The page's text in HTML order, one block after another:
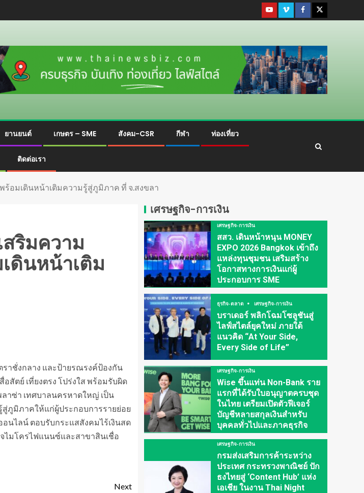
ยานยนต์ เกษตร – SME สังคม-CSR กีฬา ท่องเที่ยว
ติดต่อเรา
ร้อมเดินหน้าเติมความรู้สู่ภูมิภาค ที่ จ.สงขลา
ริมความ
ดินหน้าเติม
ราชั่งกลาง และป้ายรณรงค์ป้องกัน
สัตย์ เที่ยงตรง โปร่งใส พร้อมรับผิด
าซ่า เทศบาลนครหาดใหญ่ เป็น
ภูมิภาคให้แก่ผู้ประกอบการรายย่อย
นไลน์ ตอบรับกระแสสังคมไร้เงินสด
ไมโครไฟแนนซ์และสาขาสินเชื่อ
Next
เศรษฐกิจ-การเงิน
เศรษฐกิจ-การเงิน
สสว. เดินหน้าหนุน MONEY
EXPO 2026 Bangkok เข้าถึง
แหล่งทุนชุมชน เสริมสร้าง
โอกาสทางการเงินแก่ผู้
ประกอบการ SME
ธุรกิจ-ตลาด เศรษฐกิจ-การเงิน
บราเดอร์ พลิกโฉมโซลูชันสู่
ไลฟ์สไตล์ยุคใหม่ ภายใต้
แนวคิด “At Your Side,
Every Side of Life”
เศรษฐกิจ-การเงิน
Wise ขึ้นแท่น Non-Bank ราย
แรกที่ได้รับใบอนุญาตครบชุด
ในไทย เตรียมเปิดตัวฟีเจอร์
บัญชีหลายสกุลเงินสำหรับ
บุคคลทั่วไปและภาคธุรกิจ
เศรษฐกิจ-การเงิน
กรมส่งเสริมการค้าระหว่าง
ประเทศ กระทรวงพาณิชย์ ปัก
ธงไทยสู่ ‘Content Hub’ แห่ง
เอเชีย ในงาน Thai Night